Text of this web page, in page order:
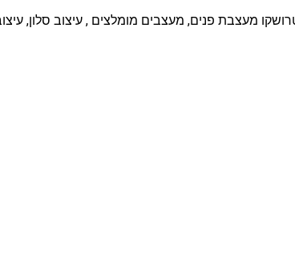
מעצבת פנים, מעצבים מומלצים , עיצוב סלון,